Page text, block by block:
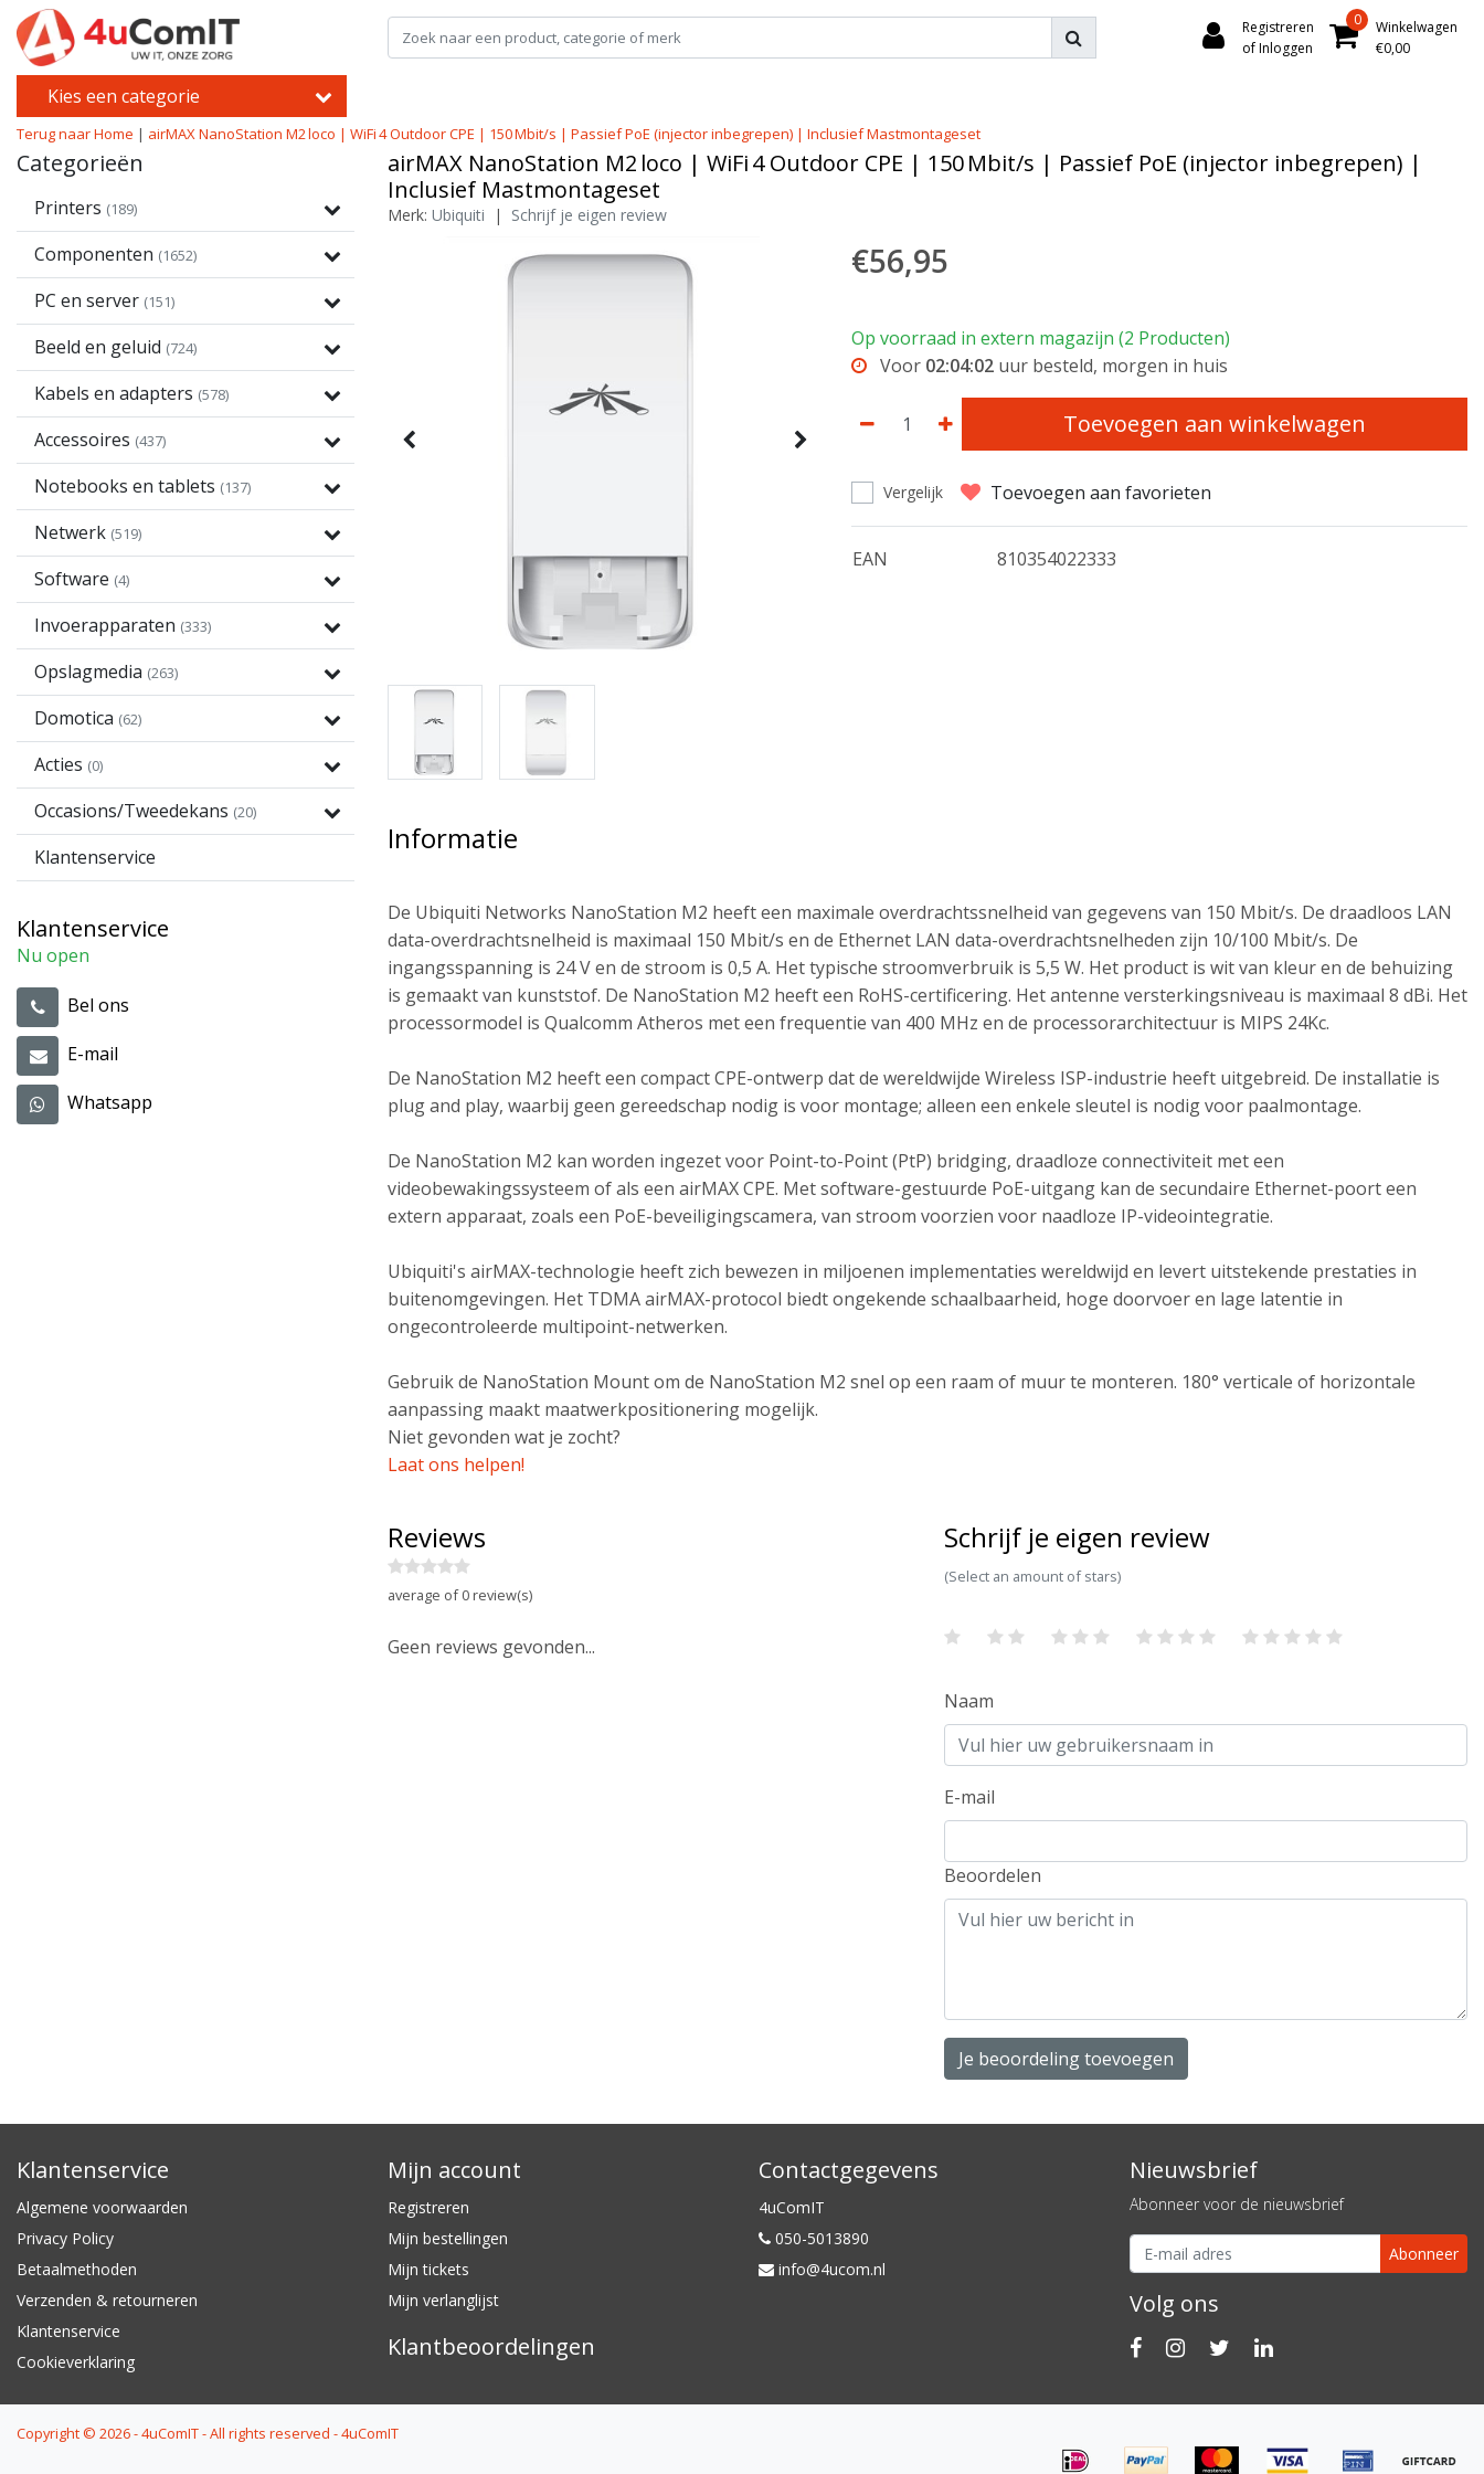
Registreren
of Inloggen
0
Winkelwagen
€0,00
Kies een categorie
Terug naar Home | airMAX NanoStation M2 loco | WiFi 4 Outdoor CPE | 150 Mbit/s | Passief PoE (injector inbegrepen) | Inclusief Mastmontageset
Categorieën
Printers (189)
Componenten (1652)
PC en server (151)
Beeld en geluid (724)
Kabels en adapters (578)
Accessoires (437)
Notebooks en tablets (137)
Netwerk (519)
Software (4)
Invoerapparaten (333)
Opslagmedia (263)
Domotica (62)
Acties (0)
Occasions/Tweedekans (20)
Klantenservice
Klantenservice
Nu open
Bel ons
E-mail
Whatsapp
airMAX NanoStation M2 loco | WiFi 4 Outdoor CPE | 150 Mbit/s | Passief PoE (injector inbegrepen) |
Inclusief Mastmontageset
Merk: Ubiquiti | Schrijf je eigen review
€56,95
Op voorraad in extern magazijn (2 Producten)
Voor 02:04:01 uur besteld, morgen in huis
Toevoegen aan winkelwagen
Vergelijk Toevoegen aan favorieten
EAN 810354022333
Informatie
De Ubiquiti Networks NanoStation M2 heeft een maximale overdrachtssnelheid van gegevens van 150 Mbit/s. De draadloos LAN
data-overdrachtsnelheid is maximaal 150 Mbit/s en de Ethernet LAN data-overdrachtsnelheden zijn 10/100 Mbit/s. De
ingangsspanning is 24 V en de stroom is 0,5 A. Het typische stroomverbruik is 5,5 W. Het product is wit van kleur en de behuizing
is gemaakt van kunststof. De NanoStation M2 heeft een RoHS-certificering. Het antenne versterkingsniveau is maximaal 8 dBi. Het
processormodel is Qualcomm Atheros met een frequentie van 400 MHz en de processorarchitectuur is MIPS 24Kc.
De NanoStation M2 heeft een compact CPE-ontwerp dat de wereldwijde Wireless ISP-industrie heeft uitgebreid. De installatie is
plug and play, waarbij geen gereedschap nodig is voor montage; alleen een enkele sleutel is nodig voor paalmontage.
De NanoStation M2 kan worden ingezet voor Point-to-Point (PtP) bridging, draadloze connectiviteit met een
videobewakingssysteem of als een airMAX CPE. Met software-gestuurde PoE-uitgang kan de secundaire Ethernet-poort een
extern apparaat, zoals een PoE-beveiligingscamera, van stroom voorzien voor naadloze IP-videointegratie.
Ubiquiti's airMAX-technologie heeft zich bewezen in miljoenen implementaties wereldwijd en levert uitstekende prestaties in
buitenomgevingen. Het TDMA airMAX-protocol biedt ongekende schaalbaarheid, hoge doorvoer en lage latentie in
ongecontroleerde multipoint-netwerken.
Gebruik de NanoStation Mount om de NanoStation M2 snel op een raam of muur te monteren. 180° verticale of horizontale
aanpassing maakt maatwerkpositionering mogelijk.
Niet gevonden wat je zocht?
Laat ons helpen!
Reviews
average of 0 review(s)
Geen reviews gevonden...
Schrijf je eigen review
(Select an amount of stars)
Naam
E-mail
Beoordelen
Je beoordeling toevoegen
Klantenservice
Algemene voorwaarden
Privacy Policy
Betaalmethoden
Verzenden & retourneren
Klantenservice
Cookieverklaring
Mijn account
Registreren
Mijn bestellingen
Mijn tickets
Mijn verlanglijst
Klantbeoordelingen
Contactgegevens
4uComIT
050-5013890
info@4ucom.nl
Nieuwsbrief
Abonneer voor de nieuwsbrief
Abonneer
Volg ons
Copyright © 2026 - 4uComIT - All rights reserved - 4uComIT